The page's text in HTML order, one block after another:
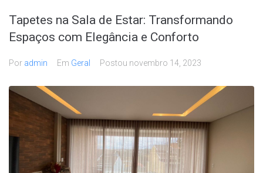
Tapetes na Sala de Estar: Transformando
Espaços com Elegância e Conforto
Por admin Em Geral Postou novembro 14, 2023